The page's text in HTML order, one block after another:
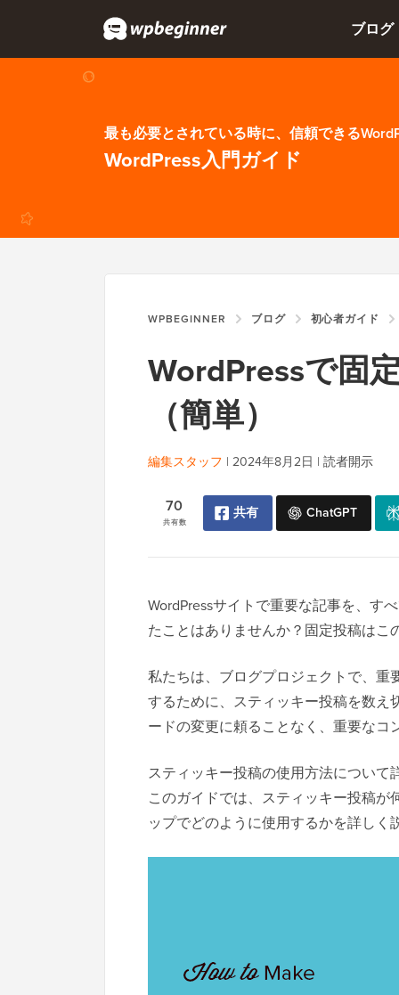
ブログ
最も必要とされている時に、信頼できる
WordPress入門ガイド
WPBEGINNER ブログ 初心者ガイド
WordPressで固
（簡単）
編集スタッフ | 2024年8月2日 | 読者開示
共有数
70 共有 ChatGPT
WordPressサイトで重要な記事を、す
たことはありませんか？固定投稿はこ
私たちは、ブログプロジェクトで、
するために、スティッキー投稿を数
ードの変更に頼ることなく、重要な
スティッキー投稿の使用方法につい
このガイドでは、スティッキー投稿
ップでどのように使用するかを詳しく